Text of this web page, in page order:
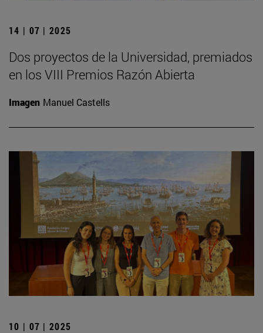
14 | 07 | 2025
Dos proyectos de la Universidad, premiados
en los VIII Premios Razón Abierta
Imagen Manuel Castells
10 | 07 | 2025